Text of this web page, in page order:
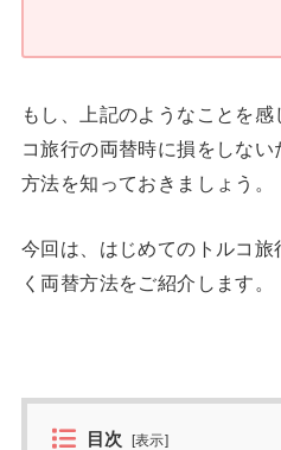
もし、上記のようなことを
コ旅行の両替時に損をしな
方法を知っておきましょう。
今回は、はじめてのトルコ
く両替方法をご紹介します。
目次 [表示]